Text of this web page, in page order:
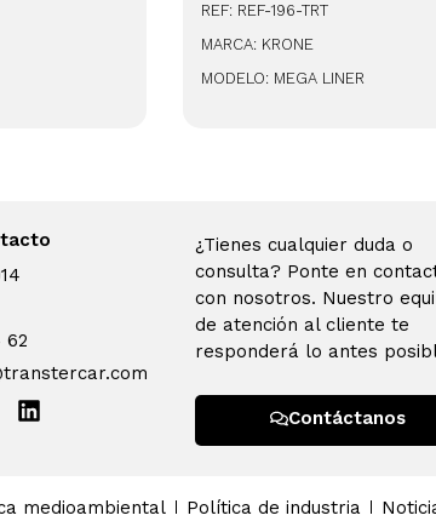
REF: REF-196-TRT
MARCA: KRONE
MODELO: MEGA LINER
62
¿Tienes cualquier duda o
consulta? Ponte en
con nosotros. Nuestro
de atención al cliente te
responderá lo antes
Contáctanos
medioambiental Política de industria